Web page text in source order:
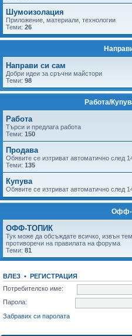
Шумоизолация
Приложение, материали, технологии
Теми: 26
Направи си сам
Добри идеи за сръчни майстори
Теми: 98
Работа/
Работа
Tърси и предлага работа
Теми: 150
Продава
Обявите се изтриват автоматично след
Теми: 135
Купува
Обявите се изтриват автоматично след
Офф-
ОФФ-ТОПИК
Тук може да обсъждате всичко, извън
противоречи на правилата на форума
Теми: 81
ВЛЕЗ • РЕГИСТРАЦИЯ
Потребителско име:
Парола:
Забравих си паролата